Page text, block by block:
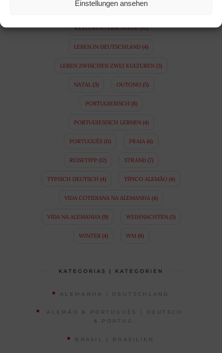
Einstellungen ansehen
HERBST
KULTURUNTERSCHIEDE(10)
LEBEN IN DEUTSCHLAND (4)
LEBEN ZWISCHEN ZWEI KULTUREN (3)
NATAL(3) OUTONO (5)
PORTUGIESISCH (8)
PORTUGIESISCH LERNEN(4)
PORTUGUÊS (11) PRAIA (6)
REISETIPP(12) STRAND(7)
TYPISCH DEUTSCH (4) TÍPICO ALEMÃO (4)
VIDA COTIDIANA NA ALEMANHA (4)
VIDA NA ALEMANHA (9) WEIHNACHTEN(3)
WINTER (4) WM (8)
KATEGORIAS | KATEGORIEN
ALEMANHA | DEUTSCHLAND
ALEMÃO & PORTUGUÊS | DEUTSCH
& PORTUG.
BRASIL | BRASILIEN